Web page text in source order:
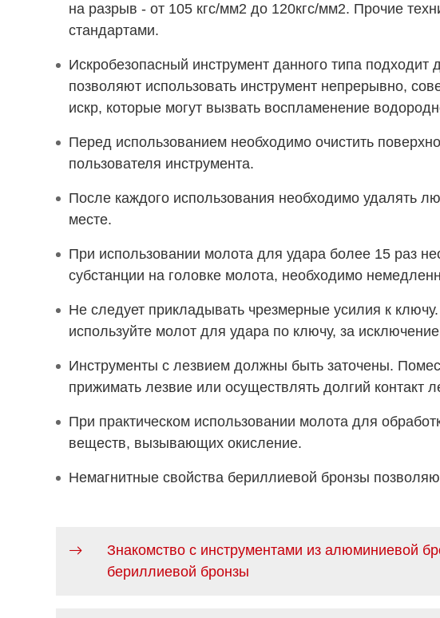
на разрыв - от 105 кгс/мм2 до 120кгс/мм2. Прочие
стандартами.
Искробезопасный инструмент данного типа
позволяют использовать инструмент непрерывно,
искр, которые могут вызвать воспламенение
Перед использованием необходимо очистить
пользователя инструмента.
После каждого использования необходимо удалять
месте.
При использовании молота для удара более 15 раз
субстанции на головке молота, необходимо
Не следует прикладывать чрезмерные усилия к
используйте молот для удара по ключу, за
Инструменты с лезвием должны быть заточены.
прижимать лезвие или осуществлять долгий контакт
При практическом использовании молота для
веществ, вызывающих окисление.
Немагнитные свойства бериллиевой бронзы
Знакомство с инструментами из алюминиевой
бериллиевой бронзы